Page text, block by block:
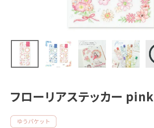
人気商品から探す
モチーフから探す
アイテムから探す
フローリアステッカー pink